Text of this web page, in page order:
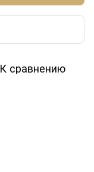
К сравнению